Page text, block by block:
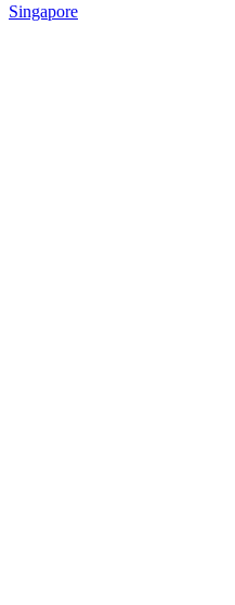
Singapore